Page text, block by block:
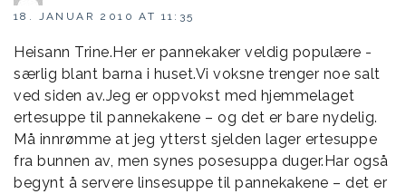
18. JANUAR 2010 AT 11:35
Heisann Trine.Her er pannekaker veldig populære -
særlig blant barna i huset.Vi voksne trenger noe salt
ved siden av.Jeg er oppvokst med hjemmelaget
ertesuppe til pannekakene – og det er bare nydelig.
Må innrømme at jeg ytterst sjelden lager ertesuppe
fra bunnen av, men synes posesuppa duger.Har også
begynt å servere linsesuppe til pannekakene – det er